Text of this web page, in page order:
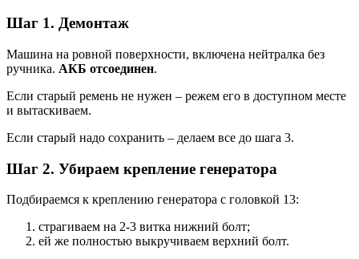
Шаг 1. Демонтаж
Машина на ровной поверхности, включена нейтралка без
ручника. АКБ отсоединен.
Если старый ремень не нужен – режем его в доступном месте
и вытаскиваем.
Если старый надо сохранить – делаем все до шага 3.
Шаг 2. Убираем крепление генератора
Подбираемся к креплению генератора с головкой 13:
страгиваем на 2-3 витка нижний болт;
ей же полностью выкручиваем верхний болт.